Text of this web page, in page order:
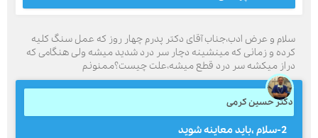
سلام و عرض ادب،جناب آقای دکتر پدرم چهار روز که عمل سنگ کلیه
کرده و زمانی که مینشینه دچار سر درد شدید میشه ولی هنگامی که
دراز میکشه سر درد قطع میشه،علت چیست؟ممنونم
دکتر حسین کرمی
2-سلام ،بايد معاينه شويد